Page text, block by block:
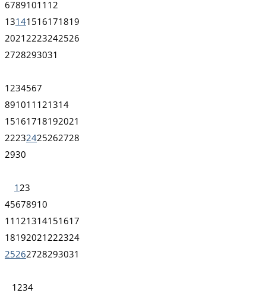
67891011 12
13141516171819
2021 2223242526
2728293031
1 234567
891011 121314
15161718192021
22232425262728
2930
1 23
45678910
11 121314151617
18192021 222324
25262728293031
1 234